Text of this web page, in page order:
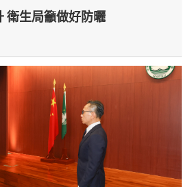
衛生局籲做好防曬